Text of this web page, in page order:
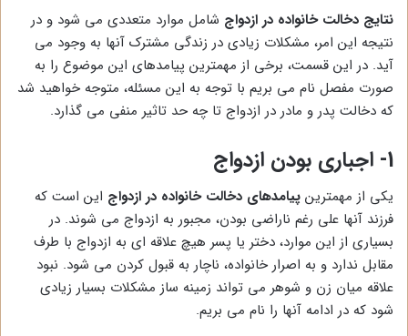
نتایج دخالت خانواده در ازدواج شامل موارد متعددی می شود و در
نتیجه این امر، مشکلات زیادی در زندگی مشترک آنها به وجود می
آید. در این قسمت، برخی از مهمترین پیامدهای این موضوع را به
صورت مفصل نام می بریم با توجه به این مسئله، متوجه خواهید شد
که دخالت پدر و مادر در ازدواج تا چه حد تاثیر منفی می گذارد.
1- اجباری بودن ازدواج
یکی از مهمترین پیامدهای دخالت خانواده در ازدواج این است که
فرزند آنها علی رغم ناراضی بودن، مجبور به ازدواج می شوند. در
بسیاری از این موارد، دختر یا پسر هیچ علاقه ای به ازدواج با طرف
مقابل ندارد و به اصرار خانواده، ناچار به قبول کردن می شود. نبود
علاقه میان زن و شوهر می تواند زمینه ساز مشکلات بسیار زیادی
شود که در ادامه آنها را نام می بریم.